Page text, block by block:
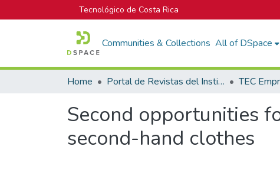
Tecnológico de Costa Rica
Communities & Collections All of DSpace
Home Portal de Revistas del Instituto Tecnológico de Costa Rica TEC
Second opportunities
second-hand clothes